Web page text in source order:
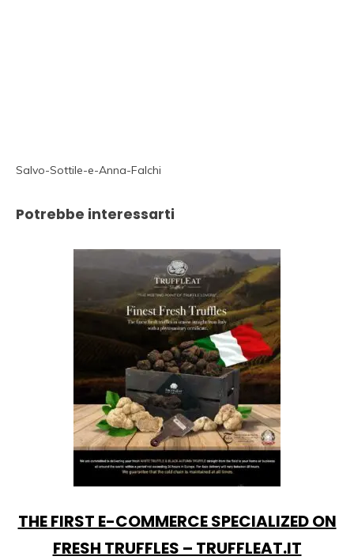
Salvo-Sottile-e-Anna-Falchi
Potrebbe interessarti
THE FIRST E-COMMERCE SPECIALIZED ON
FRESH TRUFFLES – TRUFFLEAT.IT